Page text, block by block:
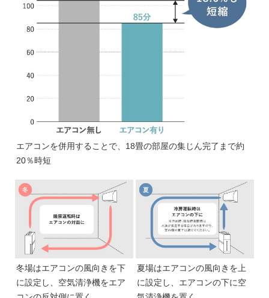
エアコンを併用することで、18畳の部屋の集じん完了まで約
20％時短
冬場はエアコンの風向きを下
に設定し、空気清浄機をエア
夏場はエアコンの風向きを上
に設定し、エアコンの下に空